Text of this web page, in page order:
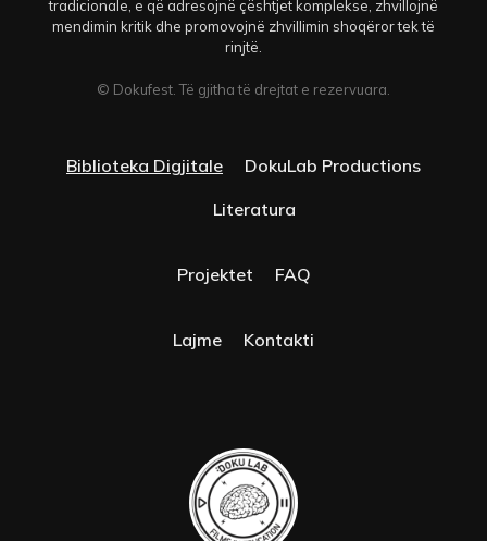
tradicionale, e që adresojnë çështjet komplekse, zhvillojnë
mendimin kritik dhe promovojnë zhvillimin shoqëror tek të
rinjtë.
© Dokufest. Të gjitha të drejtat e rezervuara.
Biblioteka Digjitale
DokuLab Productions
Literatura
Projektet FAQ
Lajme Kontakti